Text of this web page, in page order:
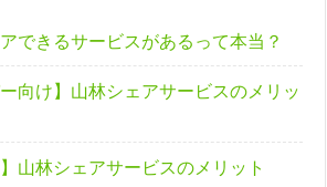
できるサービスがあるって本当？
ー向け】山林シェアサービスのメリッ
】山林シェアサービスのメリット